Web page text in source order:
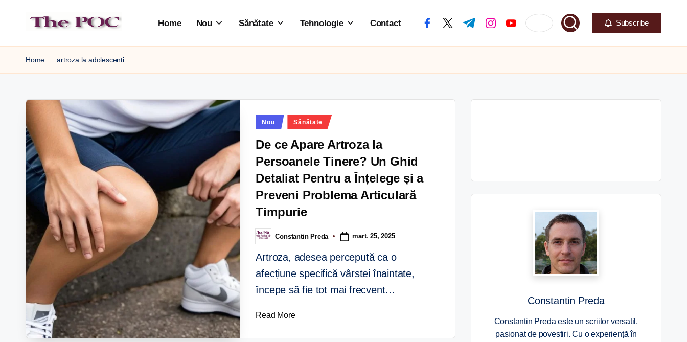
to
content
Home Nou Sănătate Tehnologie Contact Subscribe
Home artroza la adolescenti
Nou Sănătate
De ce Apare Artroza la
Persoanele Tinere? Un Ghid
Detaliat Pentru a Înțelege și a
Preveni Problema Articulară
Timpurie
Constantin Preda mart. 25, 2025
Artroza, adesea percepută ca o
afecțiune specifică vârstei înaintate,
începe să fie tot mai frecvent…
Read More
Constantin Preda
Constantin Preda este un scriitor versatil,
pasionat de povestiri. Cu o experiență în